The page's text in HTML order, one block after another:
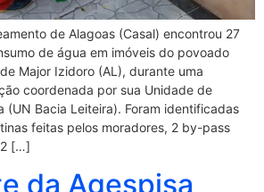
de Alagoas (Casal) encontrou 27
de água em imóveis do povoado
Major Izidoro (AL), durante uma
coordenada por sua Unidade de
(UN Bacia Leiteira). Foram identificadas
feitas pelos moradores, 2 by-pass
2 […]
da Agespisa